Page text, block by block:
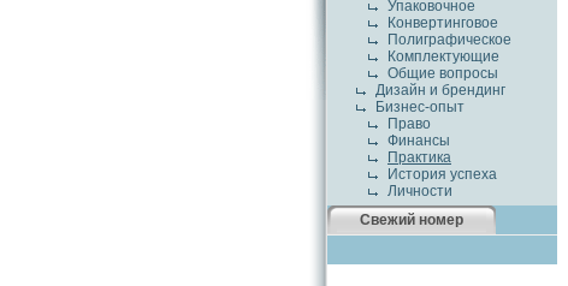
Упаковочное
Конвертинговое
Полиграфическое
Комплектующие
Общие вопросы
Дизайн и брендинг
Бизнес-опыт
Право
Финансы
Практика
История успеха
Личности
Свежий номер